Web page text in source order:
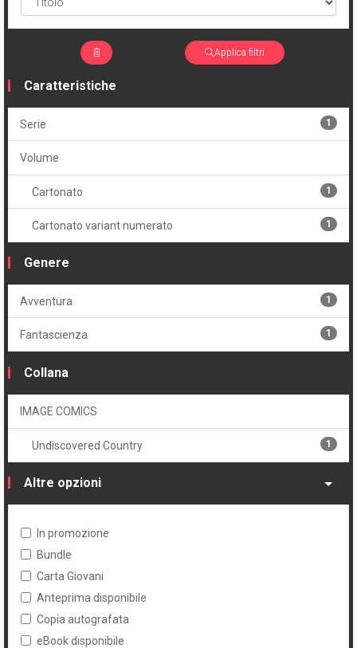
Applica filtri
Caratteristiche
Serie 1
Volume
Cartonato 1
Cartonato variant numerato 1
Genere
Avventura 1
Fantascienza 1
Collana
IMAGE COMICS
Undiscovered Country 1
Altre opzioni
In promozione
Bundle
Carta Giovani
Anteprima disponibile
Copia autografata
eBook disponibile